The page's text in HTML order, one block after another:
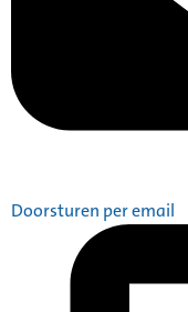
Doorsturen per email